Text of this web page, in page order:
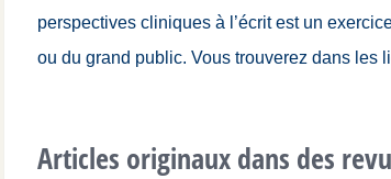
perspectives cliniques à l’écrit est un
ou du grand public. Vous trouverez dans les
Articles originaux dans des